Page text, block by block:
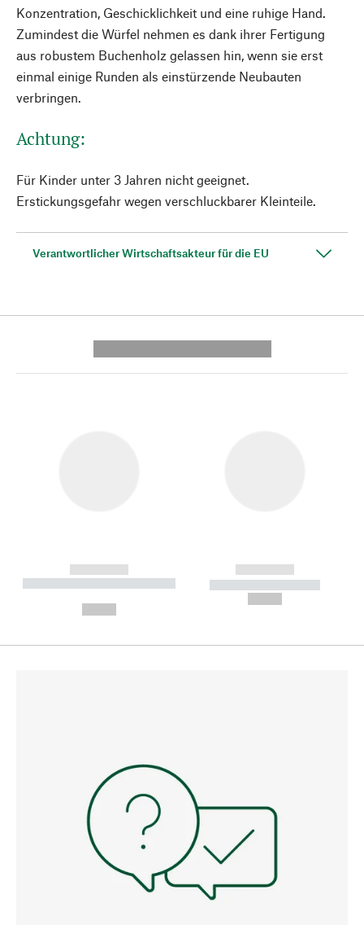
Konzentration, Geschicklichkeit und eine ruhige Hand.
Zumindest die Würfel nehmen es dank ihrer Fertigung
aus robustem Buchenholz gelassen hin, wenn sie erst
einmal einige Runden als einstürzende Neubauten
verbringen.
Achtung:
Für Kinder unter 3 Jahren nicht geeignet.
Erstickungsgefahr wegen verschluckbarer Kleinteile.
Verantwortlicher Wirtschaftsakteur für die EU
------------
----------- ----------- --------
------------
----------- -----------